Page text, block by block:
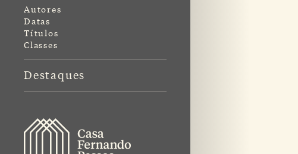
Autores
Datas
Títulos
Classes
Destaques